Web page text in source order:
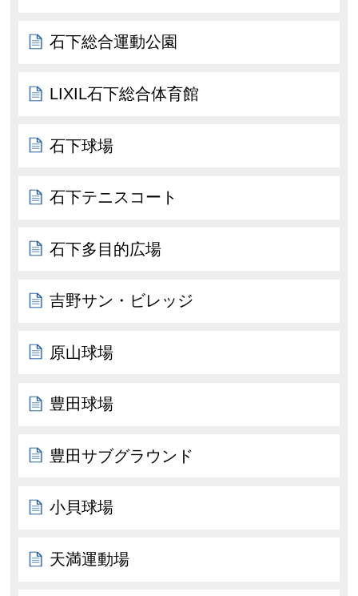
石下総合運動公園
LIXIL石下総合体育館
石下球場
石下テニスコート
石下多目的広場
吉野サン・ビレッジ
原山球場
豊田球場
豊田サブグラウンド
小貝球場
天満運動場